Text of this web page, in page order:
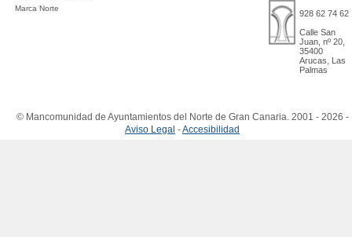
Marca Norte
928 62 74 62
Calle San
Juan, nº 20,
35400
Arucas, Las
Palmas
© Mancomunidad de Ayuntamientos del Norte de Gran Canaria. 2001 - 2026 -
Aviso Legal -Accesibilidad